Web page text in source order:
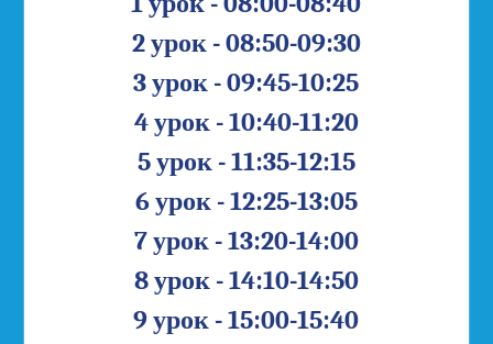
2 урок - 08:50-09:30
3 урок - 09:45-10:25
4 урок - 10:40-11:20
5 урок - 11:35-12:15
6 урок - 12:25-13:05
7 урок - 13:20-14:00
8 урок - 14:10-14:50
9 урок - 15:00-15:40